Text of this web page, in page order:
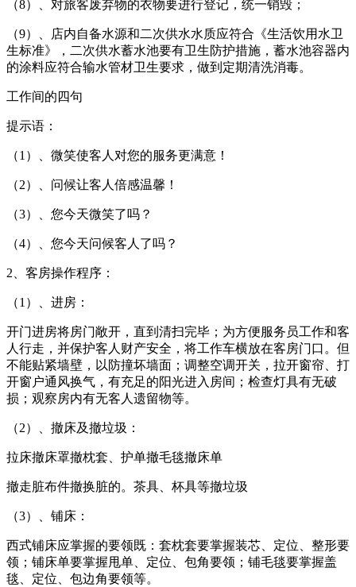
（8）、对旅客废弃物的衣物要进行登记，统一销毁；
（9）、店内自备水源和二次供水水质应符合《生活饮用水卫
生标准》，二次供水蓄水池要有卫生防护措施，蓄水池容器内
的涂料应符合输水管材卫生要求，做到定期清洗消毒。
工作间的四句
提示语：
（1）、微笑使客人对您的服务更满意！
（2）、问候让客人倍感温馨！
（3）、您今天微笑了吗？
（4）、您今天问候客人了吗？
2、客房操作程序：
（1）、进房：
开门进房将房门敞开，直到清扫完毕；为方便服务员工作和客
人行走，并保护客人财产安全，将工作车横放在客房门口。但
不能贴紧墙壁，以防撞坏墙面；调整空调开关，拉开窗帘、打
开窗户通风换气，有充足的阳光进入房间；检查灯具有无破
损；观察房内有无客人遗留物等。
（2）、撤床及撤垃圾：
拉床撤床罩撤枕套、护单撤毛毯撤床单
撤走脏布件撤换脏的。茶具、杯具等撤垃圾
（3）、铺床：
西式铺床应掌握的要领既：套枕套要掌握装芯、定位、整形要
领；铺床单要掌握甩单、定位、包角要领；铺毛毯要掌握盖
毯、定位、包边角要领等。